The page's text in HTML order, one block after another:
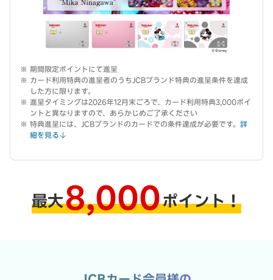
期間限定ポイントにて進呈
カード利用特典の進呈者のうちJCBブランド特典の進呈条件を達成
した方に限ります。
進呈タイミングは2026年12月末ごろで、カード利用特典3,000ポイ
ントと異なりますので、あらかじめご了承ください
特典進呈には、JCBブランドのカードでの条件達成が必要です。 詳
細を見る
最大8,000ポイント！